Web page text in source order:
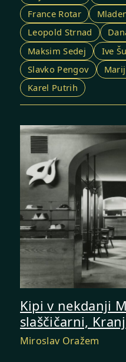
France Rotar
Leopold Strnad
Maksim Sedej
Ive
Slavko Pengov
Karel Putrih
Kipi v nekdanji
slaščičarni, Kranj
Miroslav Oražem